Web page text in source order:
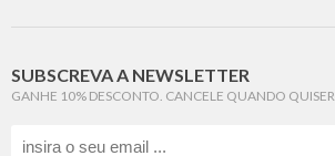
SUBSCREVA A NEWSLETTER
GANHE 10% DESCONTO. CANCELE QUANDO QUISER.